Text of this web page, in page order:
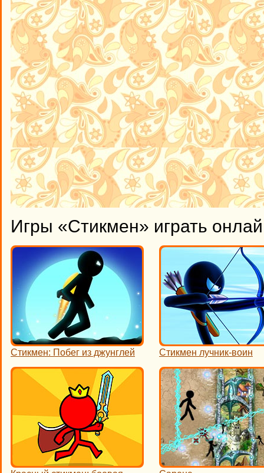
Игры «Стикмен» играть
Стикмен: Побег из джунглей Стикмен лучник-воин